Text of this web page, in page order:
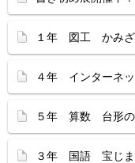
１年 図工 かみざ
４年 インターネ
５年 算数 台形の
３年 国語 宝じま